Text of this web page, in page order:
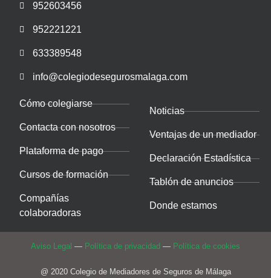
952603456
952221221
633389548
info@colegiodesegurosmalaga.com
Cómo colegiarse
Contacta con nosotros
Plataforma de pago
Cursos de formación
Compañías
colaboradoras
Noticias
Ventajas de un mediador
Declaración Estadística
Tablón de anuncios
Donde estamos
@ 2020 Colegio de Mediadores de Seguros de Málaga
Aviso Legal — Política de privacidad — Política de cookies